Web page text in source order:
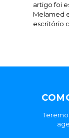
artigo foi
Melamed
escritório